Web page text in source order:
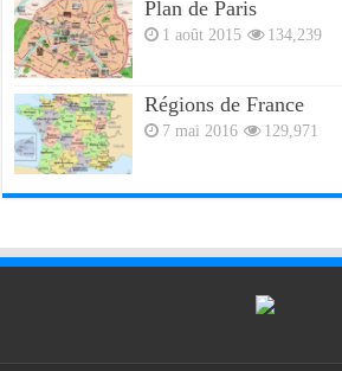
Plan de Paris
1 août 2015 134,239
Régions de France
7 mai 2016 129,971